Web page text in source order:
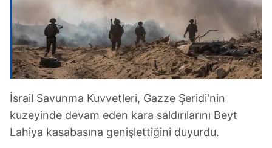
İsrail Savunma Kuvvetleri, Gazze Şeridi'nin
kuzeyinde devam eden kara saldırılarını Beyt
Lahiya kasabasına genişlettiğini duyurdu.